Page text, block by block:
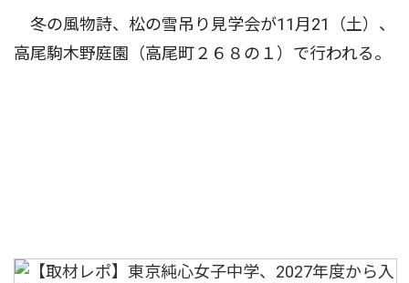
冬の風物詩、松の雪吊り見学会が11月21（土）、
高尾駒木野庭園（高尾町２６８の１）で行われる。